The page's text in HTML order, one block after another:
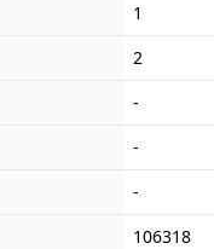
1
2
-
-
-
106318